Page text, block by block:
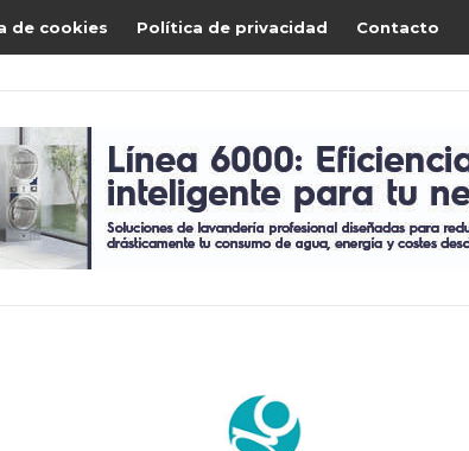
de cookies Política de privacidad Contacto